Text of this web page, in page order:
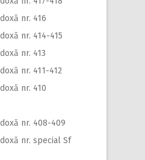
nr. 416
nr. 414-415
nr. 413
nr. 411-412
nr. 410
nr. 408-409
nr. special Sf